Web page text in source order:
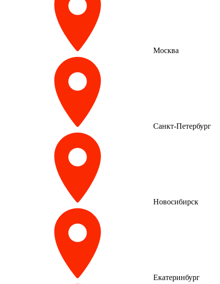
Москва
Санкт-Петербург
Новосибирск
Екатеринбург